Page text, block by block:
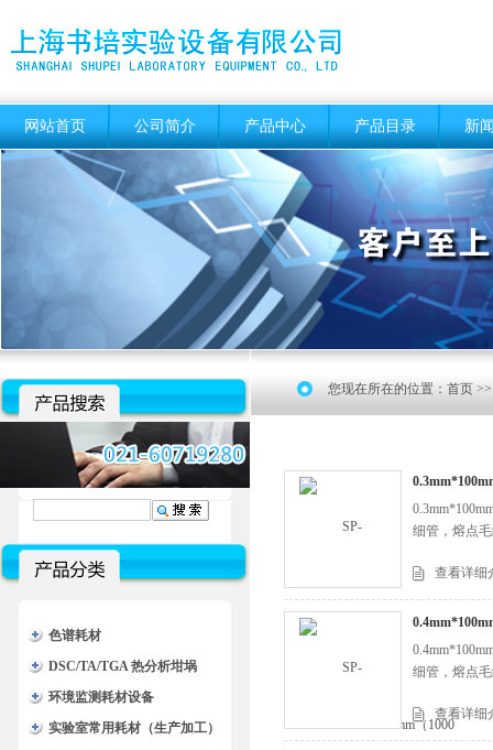
网站首页 公司简介 产品中心 产品目录 新
色谱耗材
DSC/TA/TGA 热分析坩埚
环境监测耗材设备
实验室常用耗材（生产加工）
您现在所在的位置： 首页
细管，熔点
查看详细
细管，熔点
查看详细